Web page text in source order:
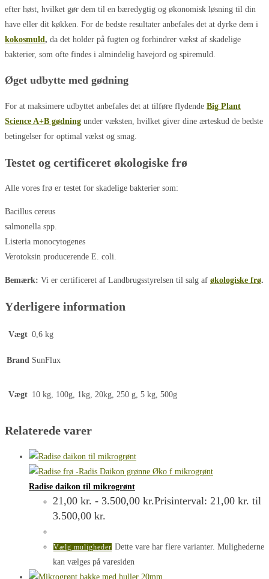
efter høst, hvilket gør dem til en bæredygtig og økonomisk løsning til din
have eller dit køkken. For de bedste resultater anbefales det at dyrke dem i
kokosmuld, da det holder på fugten og forhindrer vækst af skadelige
bakterier, som ofte findes i almindelig havejord og spiremuld.
Øget udbytte med gødning
For at maksimere udbyttet anbefales det at tilføre flydende Big Plant
Science A+B gødning under væksten, hvilket giver dine ærteskud de bedste
betingelser for optimal vækst og smag.
Testet og certificeret økologiske frø
Alle vores frø er testet for skadelige bakterier som:
Bacillus cereus
salmonella spp.
Listeria monocytogenes
Verotoksin producerende E. coli.
Bemærk: Vi er certificeret af Landbrugsstyrelsen til salg af økologiske frø.
Yderligere information
Vægt 0,6 kg
Brand SunFlux
Vægt 10 kg, 100g, 1kg, 20kg, 250 g, 5 kg, 500g
Relaterede varer
Radise daikon til mikrogrønt
21,00 kr. - 3.500,00 kr.Prisinterval: 21,00 kr. til
3.500,00 kr.
Vælg muligheder Dette vare har flere varianter. Mulighederne
kan vælges på varesiden